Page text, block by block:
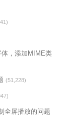
，添加MIME类
(51,228)
全屏播放的问题